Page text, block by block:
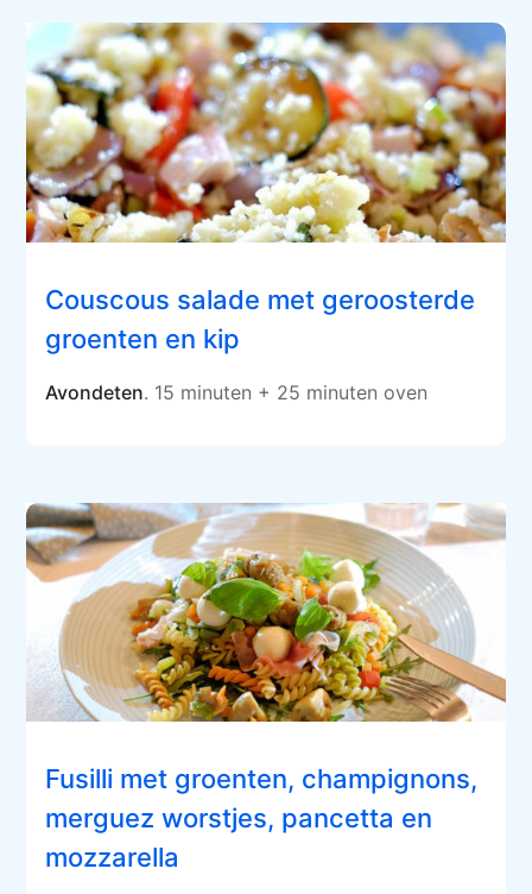
Couscous salade met geroosterde
groenten en kip
Avondeten. 15 minuten + 25 minuten oven
Fusilli met groenten, champignons,
merguez worstjes, pancetta en
mozzarella